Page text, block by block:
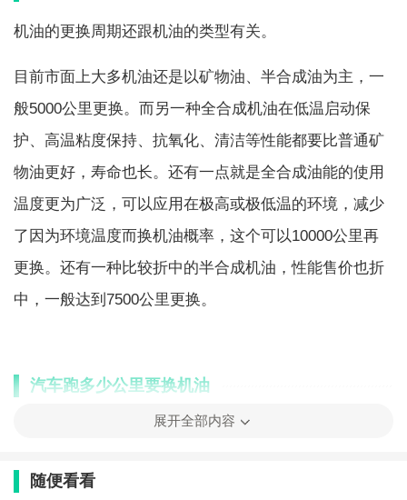
机油的更换周期还跟机油的类型有关。
目前市面上大多机油还是以矿物油、半合成油为主，一
般5000公里更换。而另一种全合成机油在低温启动保
护、高温粘度保持、抗氧化、清洁等性能都要比普通矿
物油更好，寿命也长。还有一点就是全合成油能的使用
温度更为广泛，可以应用在极高或极低温的环境，减少
了因为环境温度而换机油概率，这个可以10000公里再
更换。还有一种比较折中的半合成机油，性能售价也折
中，一般达到7500公里更换。
汽车跑多少公里要换机油
汽车换机油的时间并没有一个固定的标准，毕竟每辆车
里程数标准，以及所在地区环境等等，都会影响换机油
展开全部内容
随便看看